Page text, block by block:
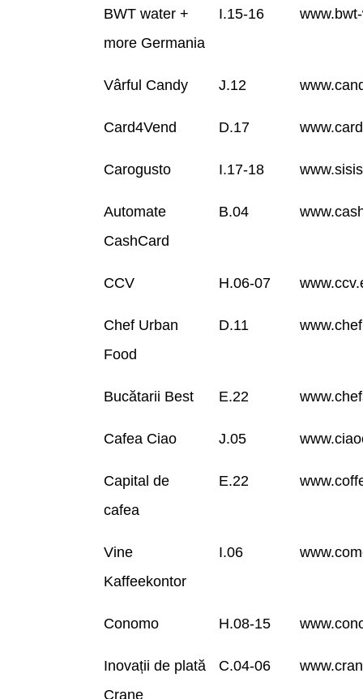
BWT water +
more Germania
I.15-16
Vârful Candy J.12
Card4Vend D.17
Carogusto I.17-18
Automate
CashCard
B.04
CCV H.06-07
Chef Urban
Food
D.11
Bucătarii Best E.22
Cafea Ciao J.05
Capital de
cafea
E.22
Vine
Kaffeekontor
I.06
Conomo H.08-15
Inovații de plată
Crane
C.04-06